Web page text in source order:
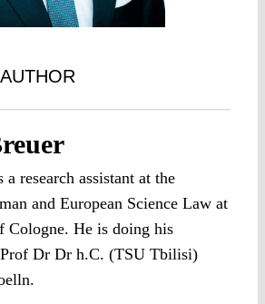
research assistant at the
and European Science Law at
Cologne. He is doing his
Prof Dr Dr h.C. (TSU Tbilisi)